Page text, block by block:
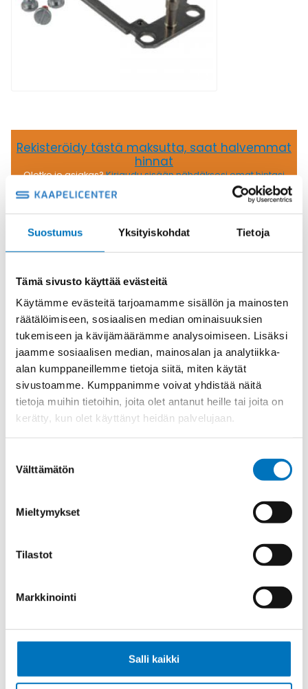
Suostumus Yksityiskohdat Tietoja
Tämä sivusto käyttää evästeitä
Käytämme evästeitä tarjoamamme sisällön ja mainosten
räätälöimiseen, sosiaalisen median ominaisuuksien
tukemiseen ja kävijämäärämme analysoimiseen. Lisäksi
jaamme sosiaalisen median, mainosalan ja analytiikka-
alan kumppaneillemme tietoja siitä, miten käytät
sivustoamme. Kumppanimme voivat yhdistää näitä
tietoja muihin tietoihin, joita olet antanut heille tai joita on
kerätty, kun olet käyttänyt heidän palvelujaan.
valinta
Välttämätön
Mieltymykset
Tilastot
Markkinointi
Salli kaikki
Rekisteröidy tästä maksutta, saat halvemmat
hinnat
Oletko jo asiakas?Kirjaudu sisään nähdäksesi omat hintasi
80,36€/ kpl(alv 0)
KEHYS
määrä
Lisää ostoskoriin
TuotekoodiCR10DF
Osasto ILME -moninapaliittimet, Kehykset,Mixo sarja
Toimitusaika: 1-7 päivää
Toimituskulut 35kg:n asti 25€.
Yli 35kg:n toimituskulut toteutuneiden kulujen mukaan.
Valmistaja
ILME S.p.A
size "57.27"
Anna meidän
+358 9 2252 260